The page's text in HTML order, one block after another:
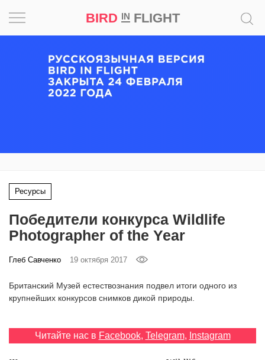
BIRD INFLIGHT
Ресурсы
Победители конкурса Wildlife
Photographer of the Year
Глеб Савченко 19 октября 2017
Британский Музей естествознания подвел итоги одного из
крупнейших конкурсов снимков дикой природы.
Читайте нас в Facebook, Telegram, Instagram